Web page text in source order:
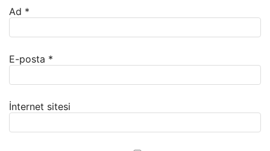
Ad *
E-posta *
İnternet sitesi